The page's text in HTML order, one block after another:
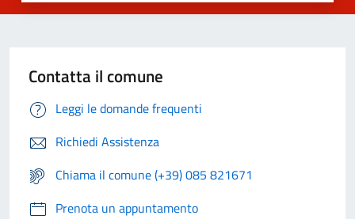
Contatta il comune
Leggi le domande frequenti
Richiedi Assistenza
Chiama il comune (+39) 085 821671
Prenota un appuntamento